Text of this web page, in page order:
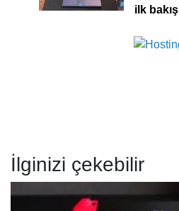
ilk bakış
İlginizi çekebilir